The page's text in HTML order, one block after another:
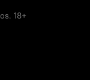
18+